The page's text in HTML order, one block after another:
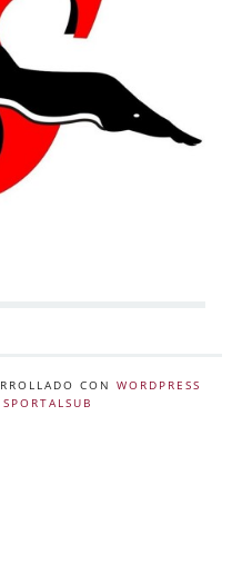
CON WORDPRESS